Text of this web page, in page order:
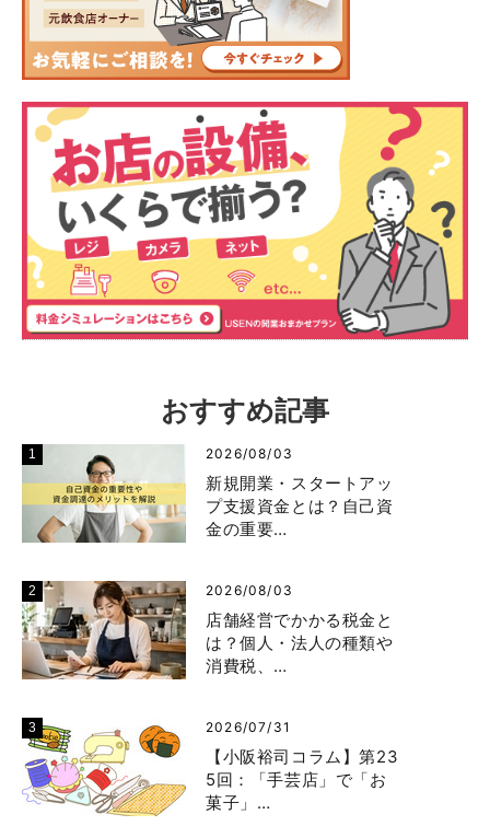
おすすめ記事
2026/08/03
新規開業・スタートアッ
プ支援資金とは？自己資
金の重要…
2026/08/03
店舗経営でかかる税金と
は？個人・法人の種類や
消費税、…
2026/07/31
【小阪裕司コラム】第23
5回：「手芸店」で「お
菓子」…